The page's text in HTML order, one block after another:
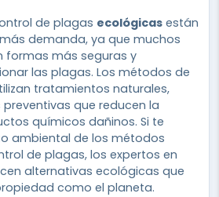
de plagas ecológicas están
demanda, ya que muchos
formas más seguras y
las plagas. Los métodos de
tratamientos naturales,
que reducen la
químicos dañinos. Si te
ambiental de los métodos
de plagas, los expertos en
alternativas ecológicas que
como el planeta.